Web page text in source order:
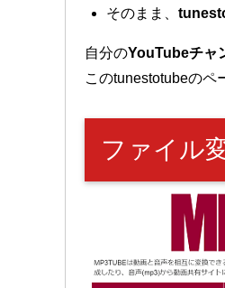
そのまま、
自分のYouTubeチャ
このtunestotubeのペ
ファイル